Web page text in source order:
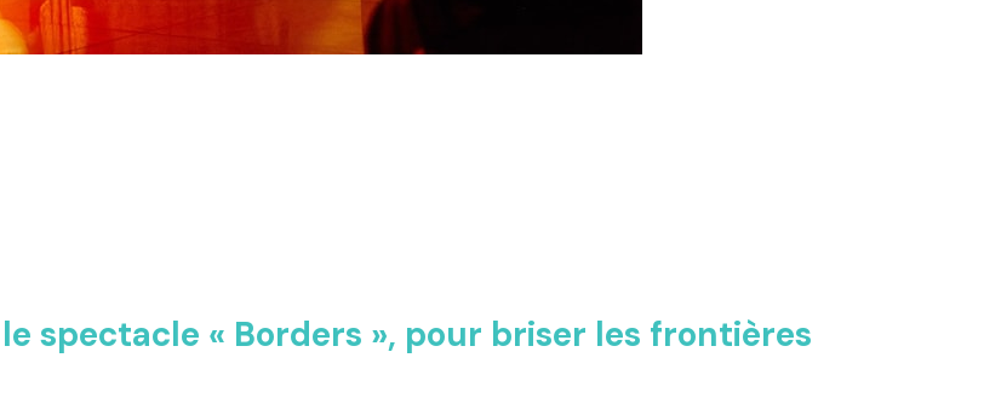
spectacle « Borders », pour briser les frontières